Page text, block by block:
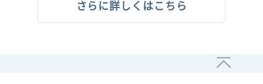
さらに詳しくはこちら